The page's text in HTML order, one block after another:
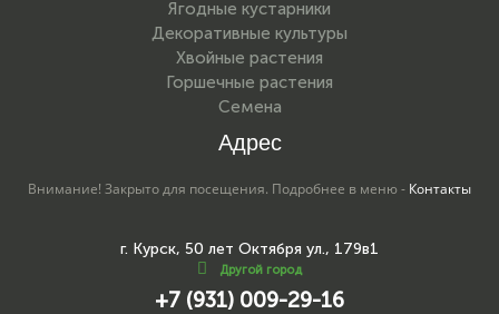
Ягодные кустарники
Декоративные культуры
Хвойные растения
Горшечные растения
Семена
Адрес
Внимание! Закрыто для посещения. Подробнее в меню - Контакты
г. Курск, 50 лет Октября ул., 179в1
Другой город
+7 (931) 009-29-16